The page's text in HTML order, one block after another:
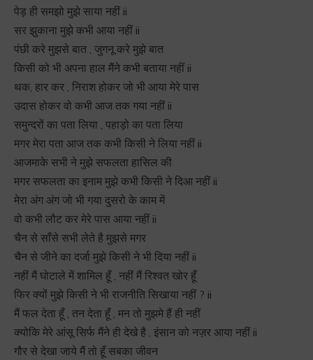
पेड़ ही समझो मुझे साया नहीं ii
सर झुकाना मुझे कभी आया नहीं ii
पंछी करे मुझसे बात , जुगनू करे मुझे बात
किसी को भी अपना हाल मैंने कभी बताया नहीं ii
थक, हार कर , निराश होकर जो भी आया मेरे पास
उदास होकर वो कभी आज तक गया नहीं ii
समुन्दरों का पता लिया , पहाड़ो का पता लिया
मगर मेरा पता आज तक कभी किसी ने लिया नहीं ii
आजमाके सभी ने मुझे सफलता हासिल की
मगर सफलता का इनाम मुझे कभी किसी ने दिआ नहीं ii
मेरा अंग अंग जो भी गया दुसरो के काम में
वो कभी लौट कर मेरे पास आया नहीं ii
चैन से साँसे सभी लेते है मुझसे मगर
चैन से जीने का दर्जा मुझे किसी ने भी दिया नहीं ii
नहीं मैं घोटाले में शामिल हूँ , नहीं मैं रिश्वत खोर हूँ
फिर क्यों मुझे किसी ने भी राजनीति सिखाया नहीं ? ii
मैं फल देता हूँ , तन देता हूँ , मन तो मुझमे हैं ही नहीं
क्योकि मेरे आंसू सिर्फ मैंने ही देखे है , इंसान को नज़र आया नहीं ii
गौर से देखा जाये मैं तो हूँ सबका जीवन